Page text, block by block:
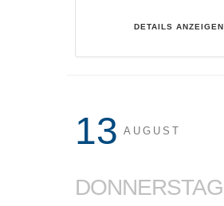
DETAILS ANZEIGEN
13 AUGUST
DONNERSTAG